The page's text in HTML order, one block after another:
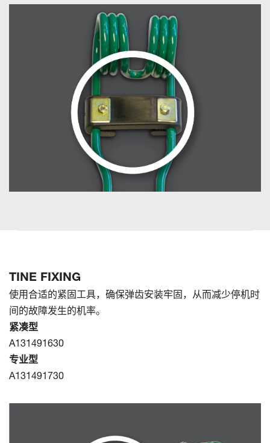
TINE FIXING
使用合适的紧固工具，确保弹齿安装牢固，从而减少停机时
间的故障发生的机率。
紧凑型
A131491630
专业型
A131491730